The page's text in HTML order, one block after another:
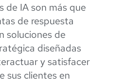
de IA son más que
de respuesta
soluciones de
diseñadas
y satisfacer
sus clientes en